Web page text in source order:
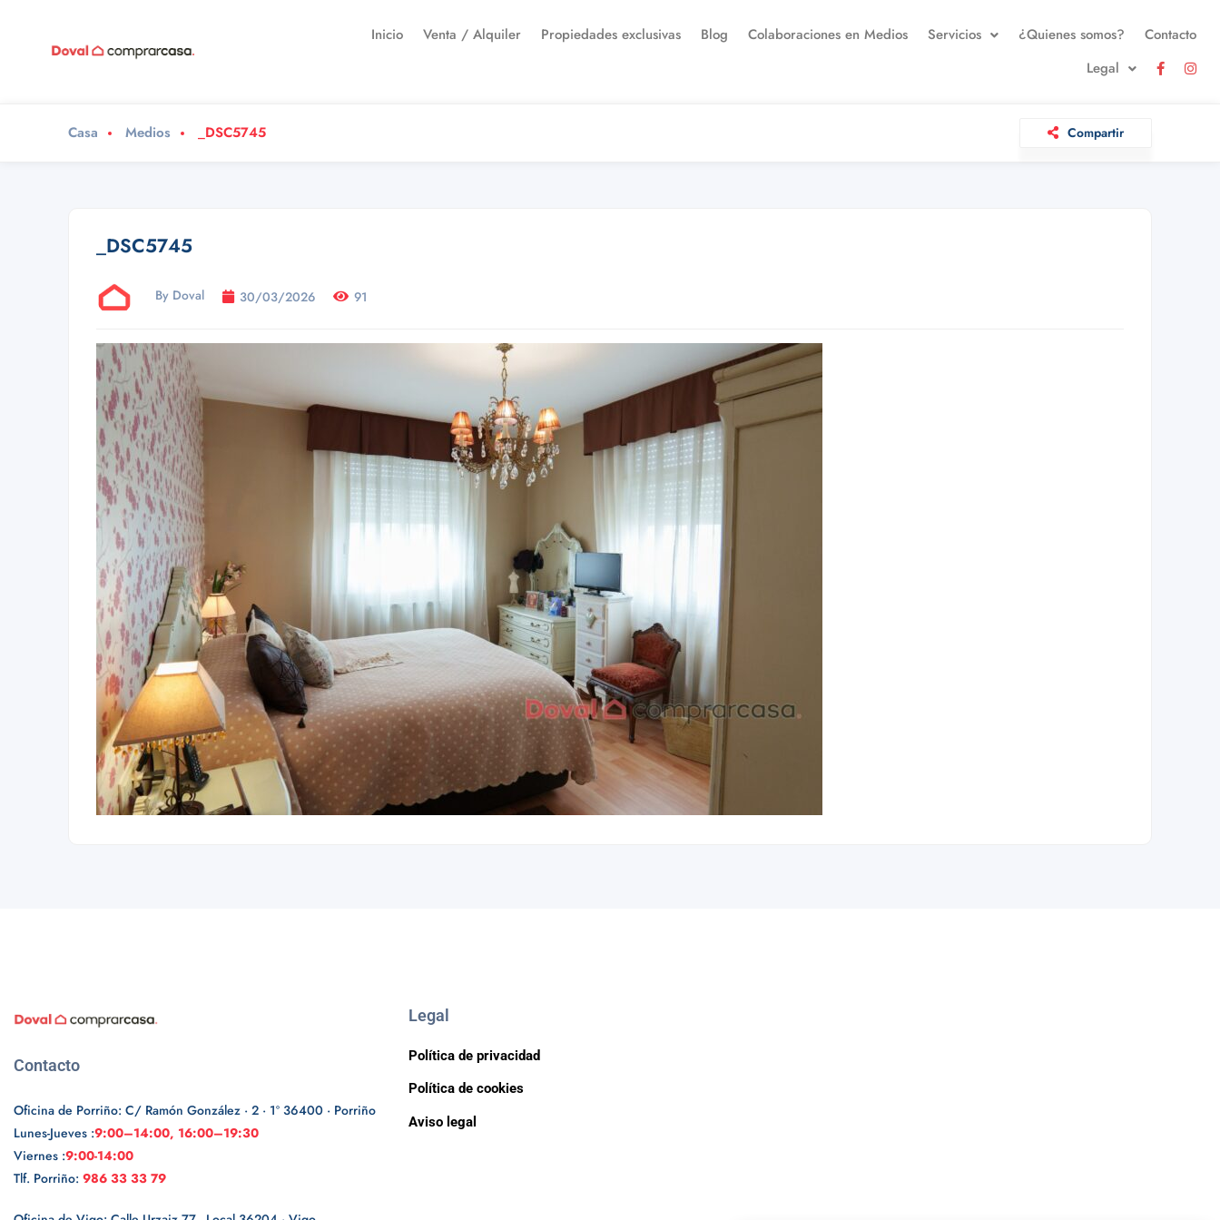
Inicio Venta / Alquiler Propiedades exclusivas Blog Colaboraciones en Medios Servicios ¿Quienes somos?
Contacto
Legal
Casa Medios _DSC5745 Compartir
_DSC5745
By Doval 30/03/2026 91
Contacto
Oficina de Porriño: C/ Ramón González · 2 · 1º 36400 · Porriño
Lunes-Jueves :9:00–14:00, 16:00–19:30
Viernes :9:00-14:00
Tlf. Porriño: 986 33 33 79
Legal
Política de privacidad
Política de cookies
Aviso legal